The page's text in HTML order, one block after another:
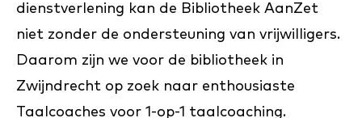
dienstverlening kan de Bibliotheek AanZet
niet zonder de ondersteuning van vrijwilligers.
Daarom zijn we voor de bibliotheek in
Zwijndrecht op zoek naar enthousiaste
Taalcoaches voor 1-op-1 taalcoaching.